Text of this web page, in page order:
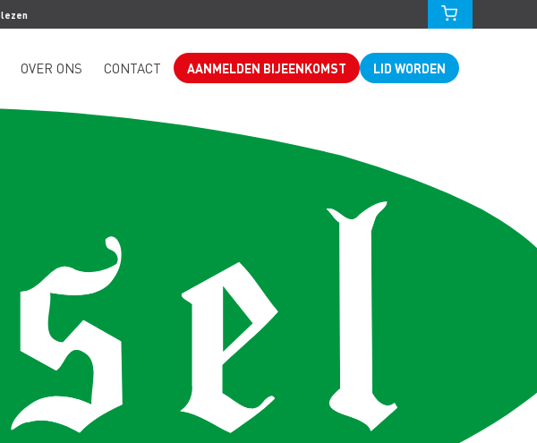
OVER ONS CONTACT AANMELDEN BIJEENKOMST LID WORDEN